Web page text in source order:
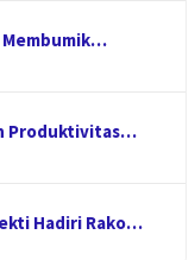
Membumik…
Produktivitas…
Hadiri Rako…